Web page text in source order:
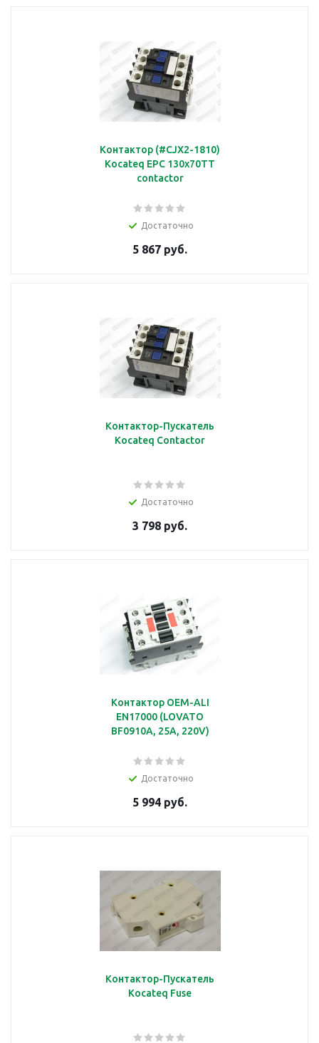
Контактор (#CJX2-1810)
Kocateq EPC 130x70TT
contactor
Достаточно
5 867 руб.
Контактор-Пускатель
Kocateq Contactor
Достаточно
3 798 руб.
Контактор OEM-ALI
EN17000 (LOVATO
BF0910A, 25A, 220V)
Достаточно
5 994 руб.
Контактор-Пускатель
Kocateq Fuse